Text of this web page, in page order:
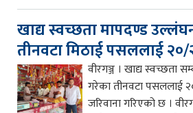
खाद्य स्वच्छता मापदण्ड
तीनवटा मिठाई पसललाई २०/
वीरगञ्ज । खाद्य स्वच्छता
गरेका तीनवटा पसललाई
जरिवाना गरिएको छ ।